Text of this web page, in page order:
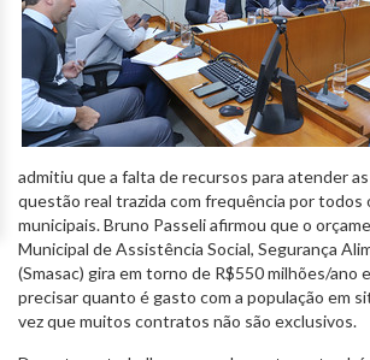
admitiu que a falta de recursos para atender
questão real trazida com frequência por todos
municipais. Bruno Passeli afirmou que o
Municipal de Assistência Social, Segurança
(Smasac) gira em torno de R$550 milhões/ano
precisar quanto é gasto com a população em
vez que muitos contratos não são exclusivos.